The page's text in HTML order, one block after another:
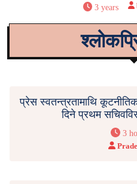
3 years
प्रेस स्वतन्त्रतामाथि
दिने प्रथम
3